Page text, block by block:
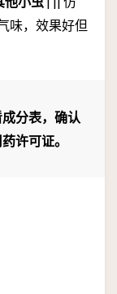
味，效果好但
分表，确认
许可证。